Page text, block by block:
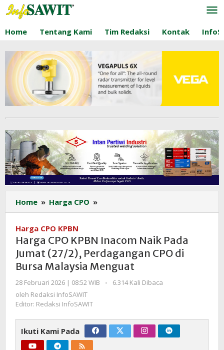
Lewati
ke
konten
Home Tentang Kami Tim Redaksi Kontak
Home » Harga CPO »
CPO
Naik
Pada
Jumat
(27/2),
Bursa
Malaysia
Harga CPO KPBN
Harga CPO KPBN Inacom Naik Pada
Jumat (27/2), Perdagangan CPO di
Bursa Malaysia Menguat
28 Februari 2026 | 08:52 WIB
oleh
-
6.314 Kali Dibaca
oleh Redaksi InfoSAWIT
Editor: Redaksi InfoSAWIT
Ikuti Kami Pada